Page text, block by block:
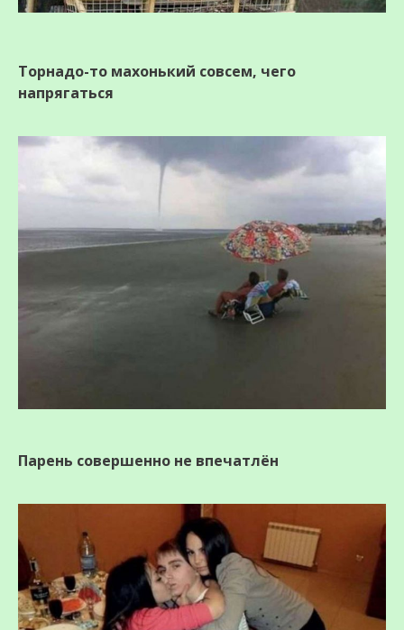
Торнадо-то махонький совсем, чего
напрягаться
Парень совершенно не впечатлён